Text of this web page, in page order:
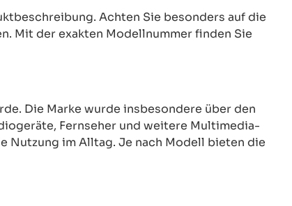
Achten Sie besonders auf die
Mit der exakten Modellnummer finden Sie
Die Marke wurde insbesondere über den
Fernseher und weitere Multimedia-
Nutzung im Alltag. Je nach Modell bieten die